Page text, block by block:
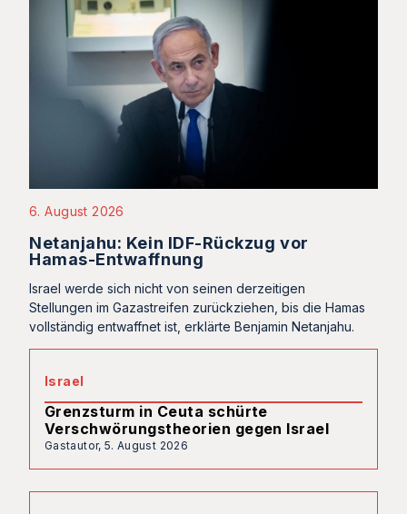
6. August 2026
Netanjahu: Kein IDF-Rückzug vor
Hamas-Entwaffnung
Israel werde sich nicht von seinen derzeitigen
Stellungen im Gazastreifen zurückziehen, bis die Hamas
vollständig entwaffnet ist, erklärte Benjamin Netanjahu.
Israel
Grenzsturm in Ceuta schürte
Verschwörungstheorien gegen Israel
Gastautor, 5. August 2026